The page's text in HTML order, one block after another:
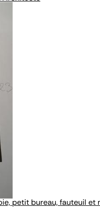
petit bureau, fauteuil et